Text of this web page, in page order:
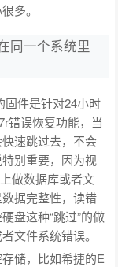
多。
同一个系统里
固件是针对24小时
错误恢复功能，当
速跳过去，不会
别重要，因为视
做数据库或者文
据完整性，读错
盘这种“跳过”的做
文件系统错误。
储，比如希捷的E